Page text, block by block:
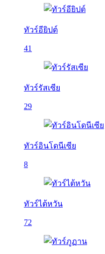
ทัวร์อียิปต์
41
ทัวร์รัสเซีย
29
ทัวร์อินโดนีเซีย
8
ทัวร์ไต้หวัน
72